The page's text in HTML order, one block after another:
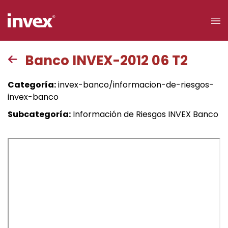
Acceso a
clientes
Buscar
Banco INVEX-2012 06 T2
Categoría:invex-banco/informacion-de-riesgos-
invex-banco
Subcategoría: Información de Riesgos INVEX Banco